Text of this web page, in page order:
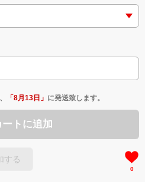
「8月13日 」 に発送致します。
ートに追加
する
0